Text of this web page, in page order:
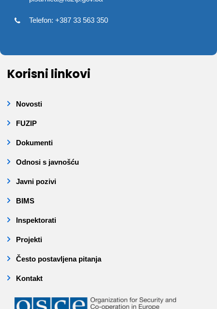
Telefon: +387 33 563 350
Korisni linkovi
Novosti
FUZIP
Dokumenti
Odnosi s javnošću
Javni pozivi
BIMS
Inspektorati
Projekti
Često postavljena pitanja
Kontakt